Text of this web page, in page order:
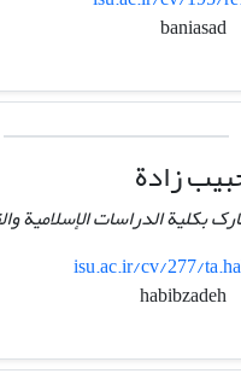
زادة
بكلية الدراسات الإسلامية
isu.ac.ir/cv/277/